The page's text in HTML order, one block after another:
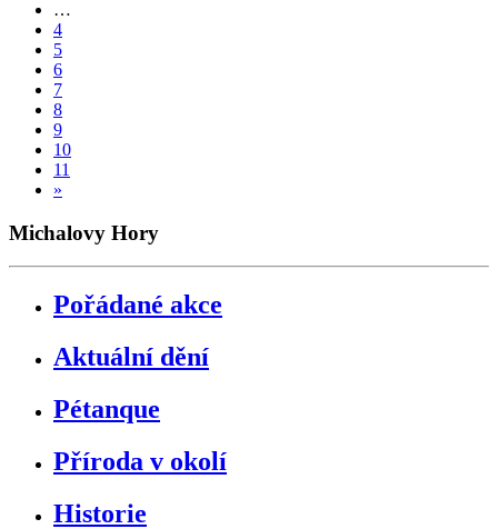
…
4
5
6
7
8
9
10
11
»
Michalovy Hory
Pořádané akce
Aktuální dění
Pétanque
Příroda v okolí
Historie